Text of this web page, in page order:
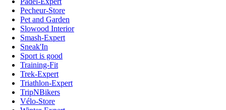
Pecheur-Store
Pet and Garden
Slowood Interior
Smash-Expert
Sneak'In
Sport is good
Training-Fit
Trek-Expert
Triathlon-Expert
TripNBikers
Vélo-Store